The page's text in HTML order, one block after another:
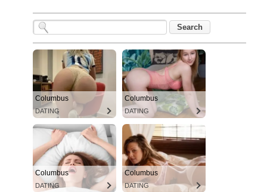
Columbus
DATING
Columbus
DATING
Columbus
DATING
Columbus
DATING